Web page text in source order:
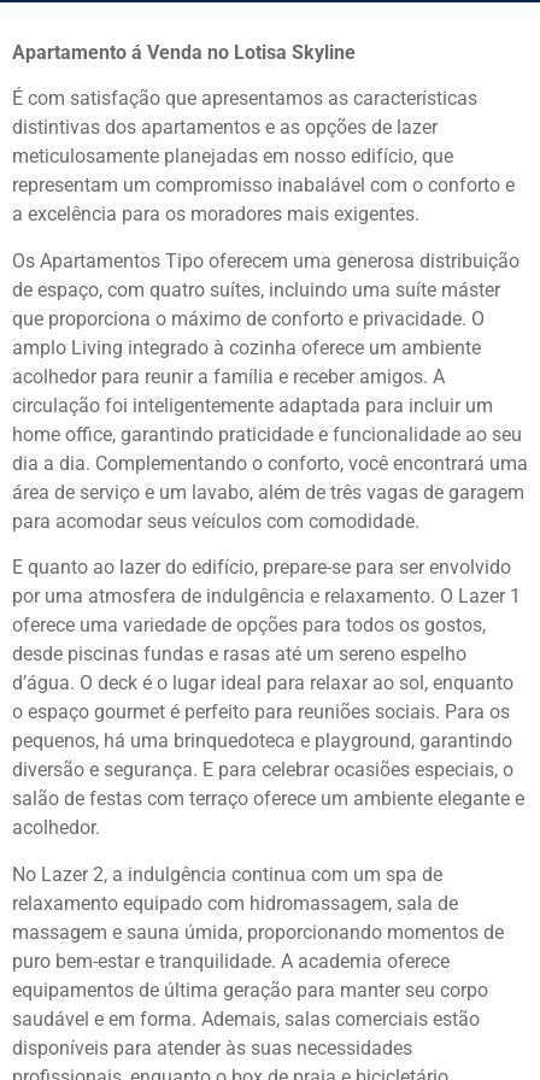
Apartamento á Venda no Lotisa Skyline
É com satisfação que apresentamos as características
distintivas dos apartamentos e as opções de lazer
meticulosamente planejadas em nosso edifício, que
representam um compromisso inabalável com o conforto e
a excelência para os moradores mais exigentes.
Os Apartamentos Tipo oferecem uma generosa distribuição
de espaço, com quatro suítes, incluindo uma suíte máster
que proporciona o máximo de conforto e privacidade. O
amplo Living integrado à cozinha oferece um ambiente
acolhedor para reunir a família e receber amigos. A
circulação foi inteligentemente adaptada para incluir um
home office, garantindo praticidade e funcionalidade ao seu
dia a dia. Complementando o conforto, você encontrará uma
área de serviço e um lavabo, além de três vagas de garagem
para acomodar seus veículos com comodidade.
E quanto ao lazer do edifício, prepare-se para ser envolvido
por uma atmosfera de indulgência e relaxamento. O Lazer 1
oferece uma variedade de opções para todos os gostos,
desde piscinas fundas e rasas até um sereno espelho
d’água. O deck é o lugar ideal para relaxar ao sol, enquanto
o espaço gourmet é perfeito para reuniões sociais. Para os
pequenos, há uma brinquedoteca e playground, garantindo
diversão e segurança. E para celebrar ocasiões especiais, o
salão de festas com terraço oferece um ambiente elegante e
acolhedor.
No Lazer 2, a indulgência continua com um spa de
relaxamento equipado com hidromassagem, sala de
massagem e sauna úmida, proporcionando momentos de
puro bem-estar e tranquilidade. A academia oferece
equipamentos de última geração para manter seu corpo
saudável e em forma. Ademais, salas comerciais estão
disponíveis para atender às suas necessidades